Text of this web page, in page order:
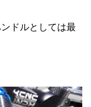
ドルとしては最